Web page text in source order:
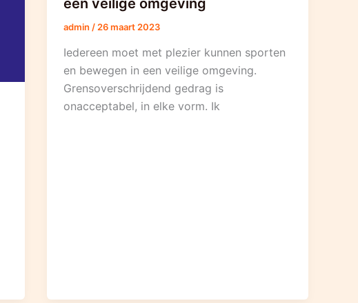
admin / 26 maart 2023
Iedereen moet met plezier kunnen sporten
en bewegen in een veilige omgeving.
Grensoverschrijdend gedrag is
onacceptabel, in elke vorm. Ik